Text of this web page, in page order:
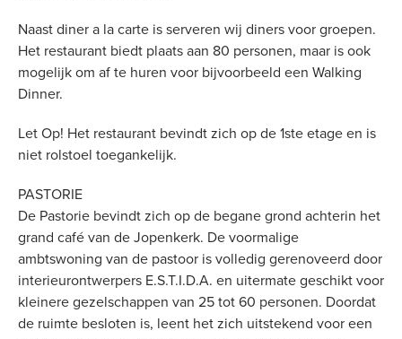
Naast diner a la carte is serveren wij diners voor groepen.
Het restaurant biedt plaats aan 80 personen, maar is ook
mogelijk om af te huren voor bijvoorbeeld een Walking
Dinner.
Let Op! Het restaurant bevindt zich op de 1ste etage en is
niet rolstoel toegankelijk.
PASTORIE
De Pastorie bevindt zich op de begane grond achterin het
grand café van de Jopenkerk. De voormalige
ambtswoning van de pastoor is volledig gerenoveerd door
interieurontwerpers E.S.T.I.D.A. en uitermate geschikt voor
kleinere gezelschappen van 25 tot 60 personen. Doordat
de ruimte besloten is, leent het zich uitstekend voor een